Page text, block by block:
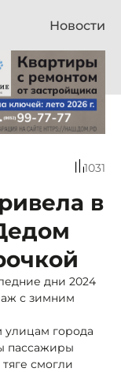
Новости
1031
в
дни 2024
с зимним
города
пассажиры
смогли